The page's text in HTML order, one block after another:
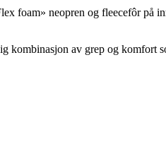
foam» neopren og fleecefôr på
kombinasjon av grep og komfort